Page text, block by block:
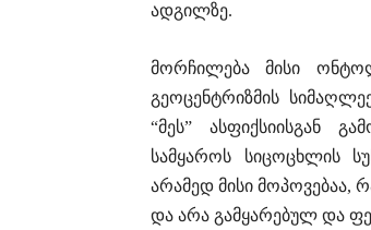
ადგილზე.
მორჩილება მისი
გეოცენტრიზმის
“მეს” ასფიქსიისგან
სამყაროს სიცოცხლის
არამედ მისი
და არა გამყარებულ და